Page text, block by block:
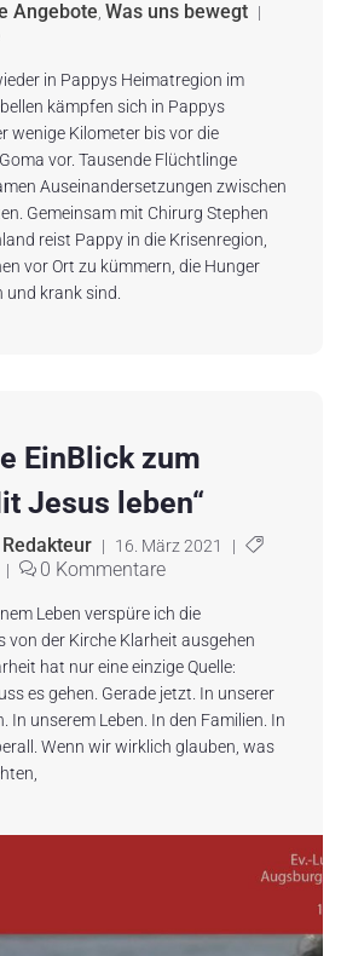
Angebote Was uns bewegt |
in Pappys Heimatregion im
kämpfen sich in Pappys
wenige Kilometer bis vor die
vor. Tausende Flüchtlinge
Auseinandersetzungen zwischen
Gemeinsam mit Chirurg Stephen
reist Pappy in die Krisenregion,
vor Ort zu kümmern, die Hunger
und krank sind.
EinBlick zum
Jesus leben“
| 16. März 2021 |
| 0 Kommentare
Leben verspüre ich die
von der Kirche Klarheit ausgehen
hat nur eine einzige Quelle:
es gehen. Gerade jetzt. In unserer
In unserem Leben. In den Familien. In
Wenn wir wirklich glauben, was